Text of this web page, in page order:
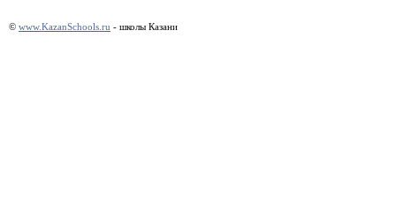
© www.KazanSchools.ru - школы Казани